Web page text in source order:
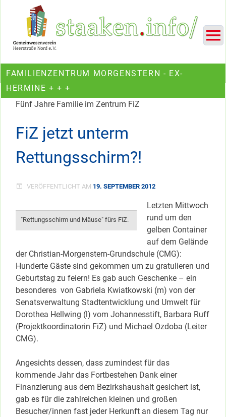
Ein Projekt des Gemeinwesenvereins Heerstraße Nord
FAMILIENZENTRUM MORGENSTERN - EX-
HERMINE + + +
Fünf Jahre Familie im Zentrum FiZ
FiZ jetzt unterm
Rettungsschirm?!
VERÖFFENTLICHT AM 19. SEPTEMBER 2012
"Rettungsschirm und Mäuse" fürs FiZ.
Letzten Mittwoch
rund um den
gelben Container
auf dem Gelände
der Christian-Morgenstern-Grundschule (CMG):
Hunderte Gäste sind gekommen um zu gratulieren und
Geburtstag zu feiern! Es gab auch Geschenke – ein
besonderes von Gabriela Kwiatkowski (m) von der
Senatsverwaltung Stadtentwicklung und Umwelt für
Dorothea Hellwing (l) vom Johannesstift, Barbara Ruff
(Projektkoordinatorin FiZ) und Michael Ozdoba (Leiter
CMG).
Angesichts dessen, dass zumindest für das
kommende Jahr das Fortbestehen Dank einer
Finanzierung aus dem Bezirkshaushalt gesichert ist,
gab es für die zahlreichen kleinen und großen
Besucher/innen fast jeder Herkunft an diesem Tag nur